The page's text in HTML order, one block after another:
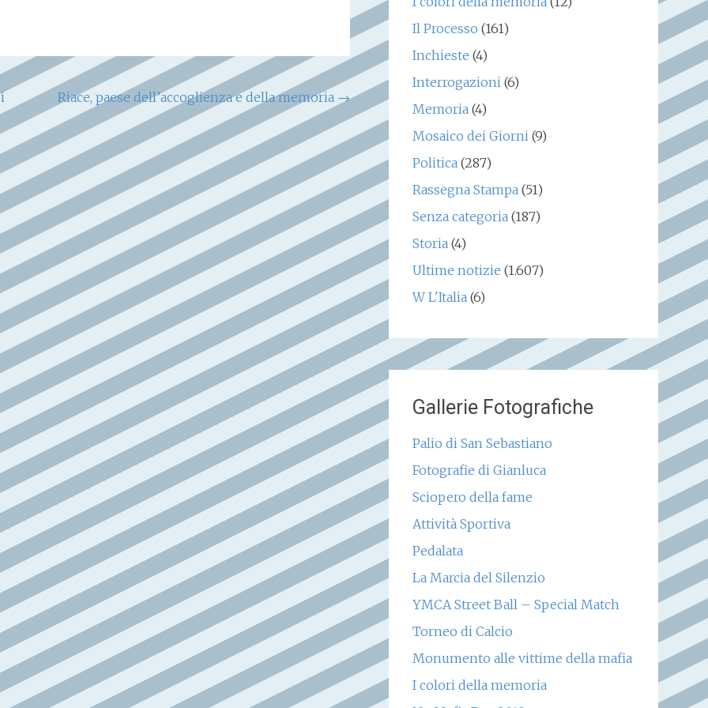
Riace, paese dell’accoglienza e della memoria →
Il Processo (161)
Inchieste (4)
Interrogazioni(6)
Memoria(4)
Mosaico dei Giorni(9)
Politica(287)
Rassegna Stampa(51)
Senza categoria(187)
Storia(4)
Ultime notizie (1.607)
W L'Italia(6)
Gallerie Fotografiche
Palio di San Sebastiano
Fotografie di Gianluca
Sciopero della fame
Attività Sportiva
Pedalata
La Marcia del Silenzio
YMCA Street Ball – Special Match
Torneo di Calcio
Monumento alle vittime della mafia
I colori della memoria